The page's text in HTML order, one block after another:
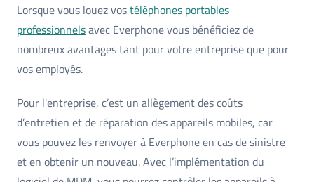
Lorsque vous louez vostéléphones portables
professionnelsavec Everphone vous bénéficiez de
nombreux avantages tant pour votre entreprise que pour
vos employés.
Pour l'entreprise, c’est un allègement des coûts
d’entretien et de réparation des appareils mobiles, car
vous pouvez les renvoyer à Everphone en cas de sinistre
et en obtenir un nouveau. Avec l’implémentation du